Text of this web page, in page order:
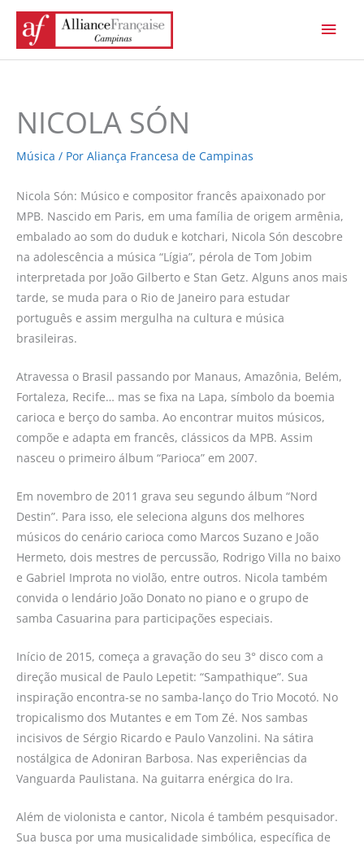
para
NICOLA SÓN
Música / Por Aliança Francesa de Campinas
Nicola Són: Músico e compositor francês apaixonado por
MPB. Nascido em Paris, em uma família de origem armênia,
embalado ao som do duduk e kotchari, Nicola Són descobre
na adolescência a música “Lígia”, pérola de Tom Jobim
interpretada por João Gilberto e Stan Getz. Alguns anos mais
tarde, se muda para o Rio de Janeiro para estudar
português e assim mergulha na cultura e música
brasileiras.
Atravessa o Brasil passando por Manaus, Amazônia, Belém,
Fortaleza, Recife… mas se fixa na Lapa, símbolo da boemia
carioca e berço do samba. Ao encontrar muitos músicos,
compõe e adapta em francês, clássicos da MPB. Assim
nasceu o primeiro álbum “Parioca” em 2007.
Em novembro de 2011 grava seu segundo álbum “Nord
Destin”. Para isso, ele seleciona alguns dos melhores
músicos do cenário carioca como Marcos Suzano e João
Hermeto, dois mestres de percussão, Rodrigo Villa no baixo
e Gabriel Improta no violão, entre outros. Nicola também
convida o lendário João Donato no piano e o grupo de
samba Casuarina para participações especiais.
Início de 2015, começa a gravação do seu 3° disco com a
direção musical de Paulo Lepetit: “Sampathique”. Sua
inspiração encontra-se no samba-lanço do Trio Mocotó. No
tropicalismo dos Mutantes e em Tom Zé. Nos sambas
incisivos de Sérgio Ricardo e Paulo Vanzolini. Na sátira
nostálgica de Adoniran Barbosa. Nas experiências da
Vanguarda Paulistana. Na guitarra enérgica do Ira.
Além de violonista e cantor, Nicola é também pesquisador.
Sua busca por uma musicalidade simbólica, específica de